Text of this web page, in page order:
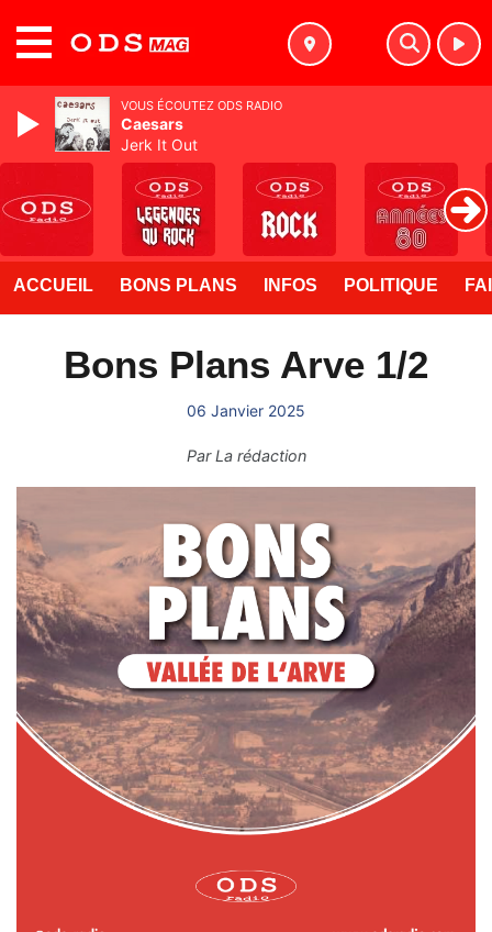
ACCUEIL BONS PLANS INFOS POLITIQUE
Bons Plans Arve 1/2
06 Janvier 2025
ParLa rédaction
VOUS ÉCOUTEZ ODS RADIO
Caesars
Jerk It Out